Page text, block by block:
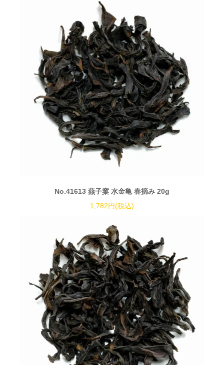
No.41613 燕子窠 水金亀 春摘み 20g
1,782円(税込)